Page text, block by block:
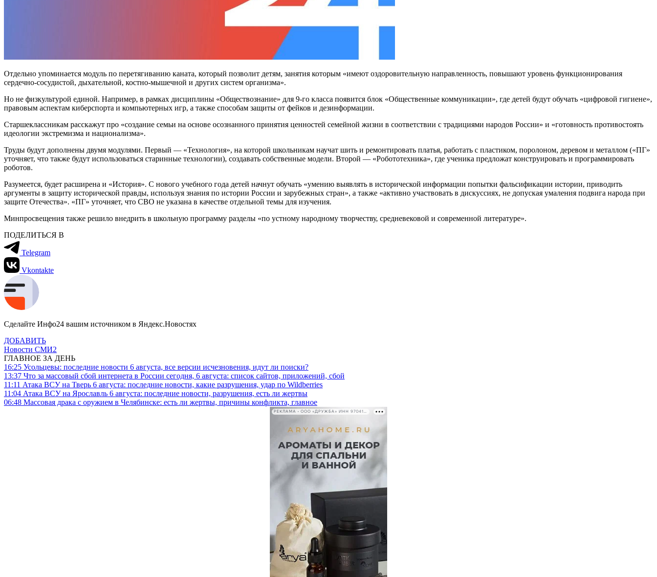
Отдельно упоминается модуль по перетягиванию каната, который позволит детям, занятия которым «имеют оздоровительную направленность, повышают уровень функционирования
сердечно-сосудистой, дыхательной, костно-мышечной и других систем организма».
Но не физкультурой единой. Например, в рамках дисциплины «Обществознание» для 9-го класса появится блок «Общественные коммуникации», где детей будут обучать «цифровой гигиене»,
правовым аспектам киберспорта и компьютерных игр, а также способам защиты от фейков и дезинформации.
Старшеклассникам расскажут про «создание семьи на основе осознанного принятия ценностей семейной жизни в соответствии с традициями народов России» и «готовность противостоять
идеологии экстремизма и национализма».
Труды будут дополнены двумя модулями. Первый — «Технология», на которой школьникам научат шить и ремонтировать платья, работать с пластиком, поролоном, деревом и металлом («ПГ»
уточняет, что также будут использоваться старинные технологии), создавать собственные модели. Второй — «Робототехника», где ученика предложат конструировать и программировать
роботов.
Разумеется, будет расширена и «История». С нового учебного года детей начнут обучать «умению выявлять в исторической информации попытки фальсификации истории, приводить
аргументы в защиту исторической правды, используя знания по истории России и зарубежных стран», а также «активно участвовать в дискуссиях, не допуская умаления подвига народа при
защите Отечества». «ПГ» уточняет, что СВО не указана в качестве отдельной темы для изучения.
Минпросвещения также решило внедрить в школьную программу разделы «по устному народному творчеству, средневековой и современной литературе».
ПОДЕЛИТЬСЯ В
Telegram
Vkontakte
Сделайте Инфо24 вашим источником в Яндекс.Новостях
ДОБАВИТЬ
Новости СМИ2
ГЛАВНОЕ ЗА ДЕНЬ
16:25 Усольцевы: последние новости 6 августа, все версии исчезновения, идут ли поиски?
13:37 Что за массовый сбой интернета в России сегодня, 6 августа: список сайтов, приложений, сбой
11:11 Атака ВСУ на Тверь 6 августа: последние новости, какие разрушения, удар по Wildberries
11:04 Атака ВСУ на Ярославль 6 августа: последние новости, разрушения, есть ли жертвы
06:48 Массовая драка с оружием в Челябинске: есть ли жертвы, причины конфликта, главное
РЕКЛАМА • ООО «ДРУЖБА» ИНН 9704146411